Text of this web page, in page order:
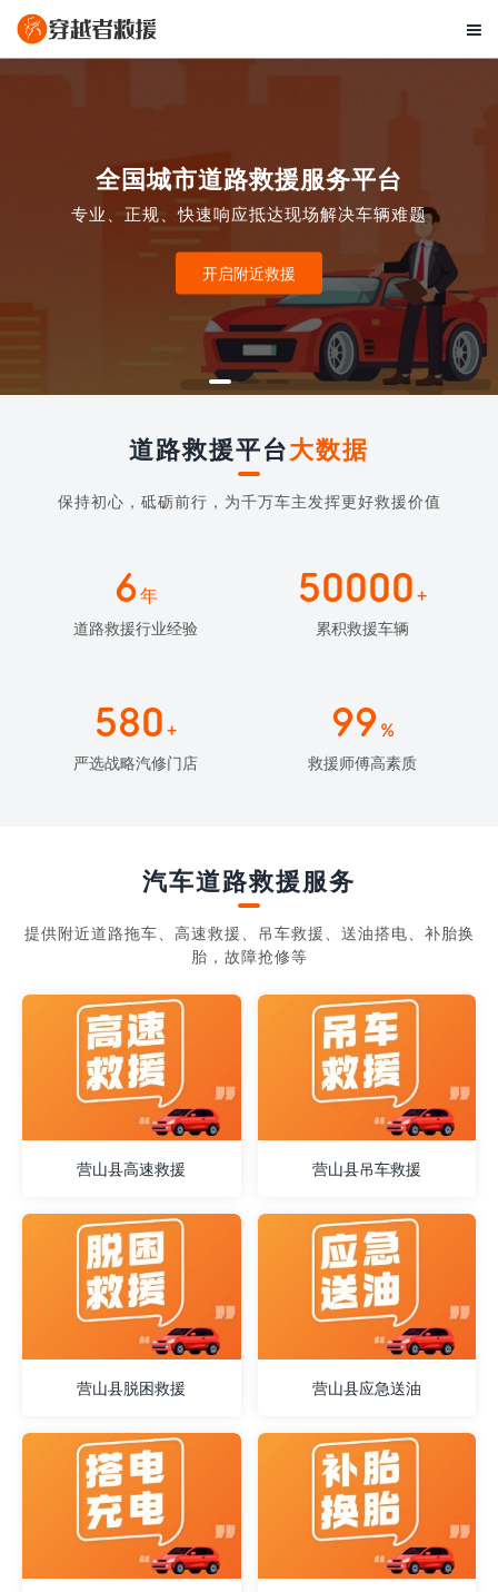

全国城市道路救援服务平台
专业、正规、快速响应抵达现场解决车辆难题
开启附近救援
道路救援平台大数据
保持初心，砥砺前行，为千万车主发挥更好救援价值
6年
道路救援行业经验
50000 +
累积救援车辆
580 +
严选战略汽修门店
99 %
救援师傅高素质
汽车道路救援服务
提供附近道路拖车、高速救援、吊车救援、送油搭电、补胎换
胎，故障抢修等
营山县高速救援 营山县吊车救援
营山县脱困救援 营山县应急送油